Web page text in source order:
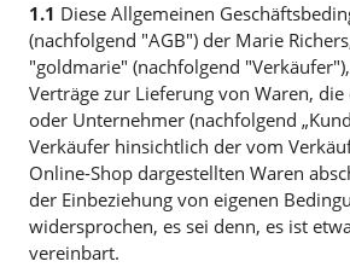
1.1 Diese Allgemeinen
(nachfolgend "AGB") der Marie
"goldmarie" (nachfolgend
Verträge zur Lieferung von Waren,
oder Unternehmer (nachfolgend
Verkäufer hinsichtlich der vom
Online-Shop dargestellten Waren
der Einbeziehung von eigenen
widersprochen, es sei denn, es ist
vereinbart.